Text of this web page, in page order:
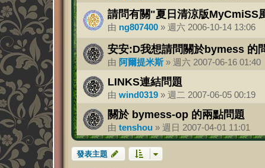
請問有關"夏日清涼版MyCmiSS
由 ng807400 » 週六 2006-10-14 13:06
安安:D我想請問關於bymess 的
由 阿爾提米斯» 週六 2007-06-16 01:40
LINKS連結問題
由 wind0319 » 週二 2007-06-05 00:19
關於 bymess-op 的兩點問題
由 tenshou » 週日 2007-04-01 11:01
發表主題